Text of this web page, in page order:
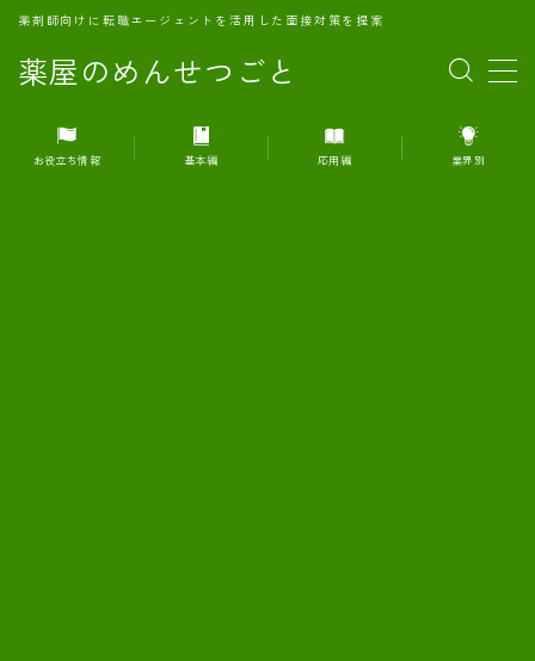
薬屋のめんせつごと
薬剤師向けに転職エージェントを活用した面接対策を提案
MENU
1.転職エージェントとは何か？
お役立ち情報 基本編 応用編 業界別